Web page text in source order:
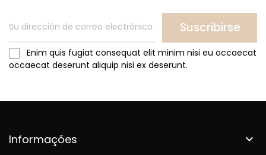
Suscribirse
Enim quis fugiat consequat elit minim nisi eu occaecat
occaecat deserunt aliquip nisi ex deserunt.
Informações 